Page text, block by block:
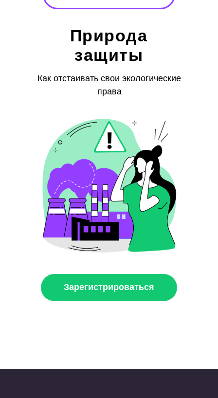
Природа
защиты
Как отстаивать свои экологические
права
Зарегистрироваться